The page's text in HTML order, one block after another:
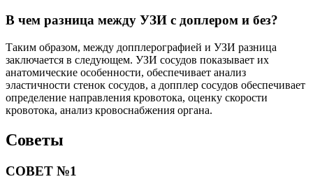
В чем разница между УЗИ с доплером и без?
Таким образом, между допплерографией и УЗИ разница
заключается в следующем. УЗИ сосудов показывает их
анатомические особенности, обеспечивает анализ
эластичности стенок сосудов, а допплер сосудов обеспечивает
определение направления кровотока, оценку скорости
кровотока, анализ кровоснабжения органа.
Советы
СОВЕТ №1